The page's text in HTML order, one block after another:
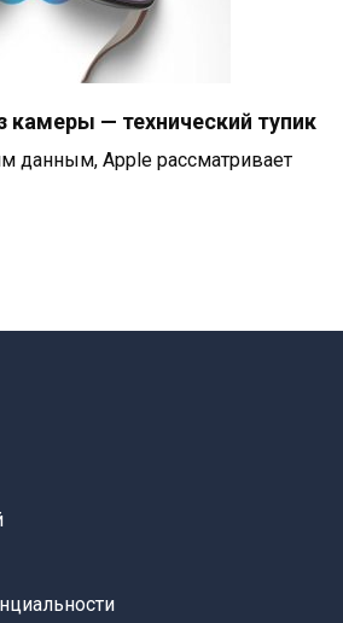
камеры — технический тупик
данным, Apple рассматривает